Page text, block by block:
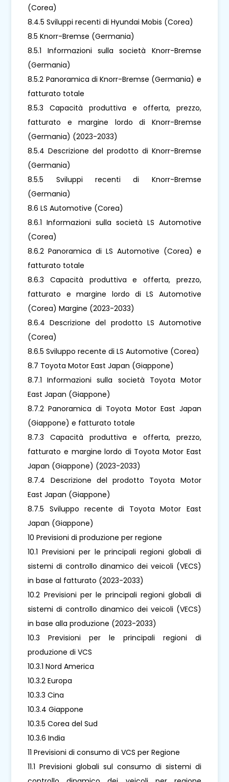
(Corea)
8.4.5 Sviluppi recenti di Hyundai Mobis (Corea)
8.5 Knorr-Bremse (Germania)
8.5.1 Informazioni sulla società Knorr-Bremse
(Germania)
8.5.2 Panoramica di Knorr-Bremse (Germania) e
fatturato totale
8.5.3 Capacità produttiva e offerta, prezzo,
fatturato e margine lordo di Knorr-Bremse
(Germania) (2023-2033)
8.5.4 Descrizione del prodotto di Knorr-Bremse
(Germania)
8.5.5 Sviluppi recenti di Knorr-Bremse
(Germania)
8.6 LS Automotive (Corea)
8.6.1 Informazioni sulla società LS Automotive
(Corea)
8.6.2 Panoramica di LS Automotive (Corea) e
fatturato totale
8.6.3 Capacità produttiva e offerta, prezzo,
fatturato e margine lordo di LS Automotive
(Corea) Margine (2023-2033)
8.6.4 Descrizione del prodotto LS Automotive
(Corea)
8.6.5 Sviluppo recente di LS Automotive (Corea)
8.7 Toyota Motor East Japan (Giappone)
8.7.1 Informazioni sulla società Toyota Motor
East Japan (Giappone)
8.7.2 Panoramica di Toyota Motor East Japan
(Giappone) e fatturato totale
8.7.3 Capacità produttiva e offerta, prezzo,
fatturato e margine lordo di Toyota Motor East
Japan (Giappone) (2023-2033)
8.7.4 Descrizione del prodotto Toyota Motor
East Japan (Giappone)
8.7.5 Sviluppo recente di Toyota Motor East
Japan (Giappone)
10 Previsioni di produzione per regione
10.1 Previsioni per le principali regioni globali di
sistemi di controllo dinamico dei veicoli (VECS)
in base al fatturato (2023-2033)
10.2 Previsioni per le principali regioni globali di
sistemi di controllo dinamico dei veicoli (VECS)
in base alla produzione (2023-2033)
10.3 Previsioni per le principali regioni di
produzione di VCS
10.3.1 Nord America
10.3.2 Europa
10.3.3 Cina
10.3.4 Giappone
10.3.5 Corea del Sud
10.3.6 India
11 Previsioni di consumo di VCS per Regione
11.1 Previsioni globali sul consumo di sistemi di